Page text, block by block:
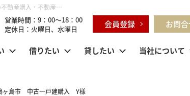
鶴ヶ島市 中古一戸建購入 Y様 | 鶴ヶ島市・坂戸市・東松山市・川越市の不動産購入・不動産売却のことならセンチュリー21明和ハウス
営業時間：9：00～18：00
定休日：火曜日、水曜日
会員登録 お問
借りたい 貸したい 当社について
ヶ島市 中古一戸建購入 Y様